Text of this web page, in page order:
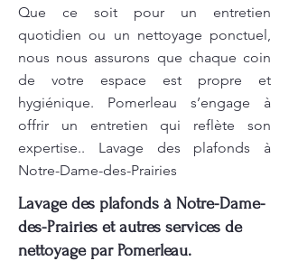
Que ce soit pour un entretien
quotidien ou un nettoyage ponctuel,
nous nous assurons que chaque coin
de votre espace est propre et
hygiénique. Pomerleau s’engage à
offrir un entretien qui reflète son
expertise.. Lavage des plafonds à
Notre-Dame-des-Prairies
Lavage des plafonds à Notre-Dame-
des-Prairies et autres services de
nettoyage par Pomerleau.